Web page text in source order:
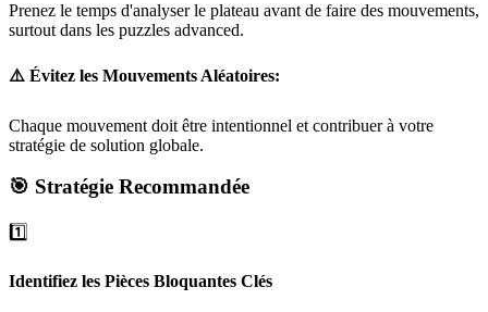
Prenez le temps d'analyser le plateau avant de faire des mouvements,
surtout dans les puzzles advanced.
⚠️ Évitez les Mouvements Aléatoires:
Chaque mouvement doit être intentionnel et contribuer à votre
stratégie de solution globale.
🎯 Stratégie Recommandée
1️⃣
Identifiez les Pièces Bloquantes Clés